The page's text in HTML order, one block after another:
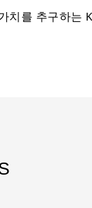
치를 추구하는